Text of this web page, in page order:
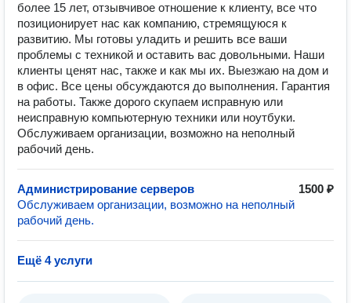
более 15 лет, отзывчивое отношение к клиенту, все что
позиционирует нас как компанию, стремящуюся к
развитию. Мы готовы уладить и решить все ваши
проблемы с техникой и оставить вас довольными. Наши
клиенты ценят нас, также и как мы их. Выезжаю на дом и
в офис. Все цены обсуждаются до выполнения. Гарантия
на работы. Также дорого скупаем исправную или
неисправную компьютерную техники или ноутбуки.
Обслуживаем организации, возможно на неполный
рабочий день.
Администрирование серверов
1500 ₽
Обслуживаем организации, возможно на неполный
рабочий день.
Ещё 4 услуги